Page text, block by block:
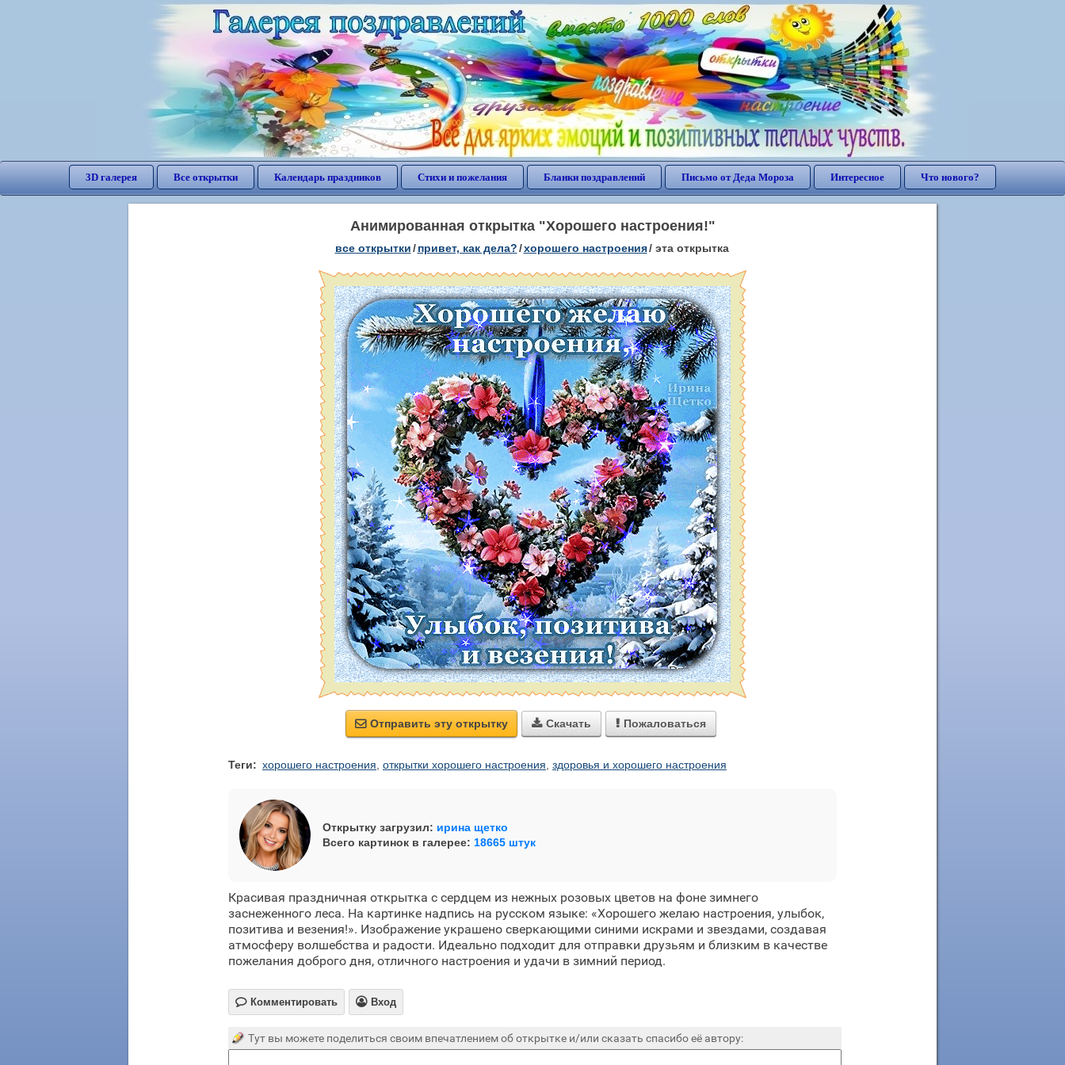
3D галерея Все открытки Календарь праздников Стихи и пожелания Бланки поздравлений Письмо от Деда Мороза Интересное Что нового?
Анимированная открытка "Хорошего настроения!"
все открытки/ привет, как дела?/хорошего настроения/ эта открытка
 Отправить эту открытку  Скачать  Пожаловаться
Теги: хорошего настроения открытки хорошего настроения здоровья и хорошего настроения
Открытку загрузил: ирина щетко
Всего картинок в галерее: 18665 штук
Красивая праздничная открытка с сердцем из нежных розовых цветов на фоне зимнего
заснеженного леса. На картинке надпись на русском языке: «Хорошего желаю настроения, улыбок,
позитива и везения!». Изображение украшено сверкающими синими искрами и звездами, создавая
атмосферу волшебства и радости. Идеально подходит для отправки друзьям и близким в качестве
пожелания доброго дня, отличного настроения и удачи в зимний период.
 Комментировать  Вход
Тут вы можете поделиться своим впечатлением об открытке и/или сказать спасибо её автору: